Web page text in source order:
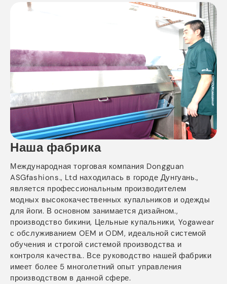
Наша фабрика
Международная торговая компания Dongguan
ASGfashions., Ltd находилась в городе Дунгуань.,
является профессиональным производителем
модных высококачественных купальников и одежды
для йоги. В основном занимается дизайном.,
производство бикини, Цельные купальники, Yogawear
с обслуживанием OEM и ODM, идеальной системой
обучения и строгой системой производства и
контроля качества.. Все руководство нашей фабрики
имеет более 5 многолетний опыт управления
производством в данной сфере.